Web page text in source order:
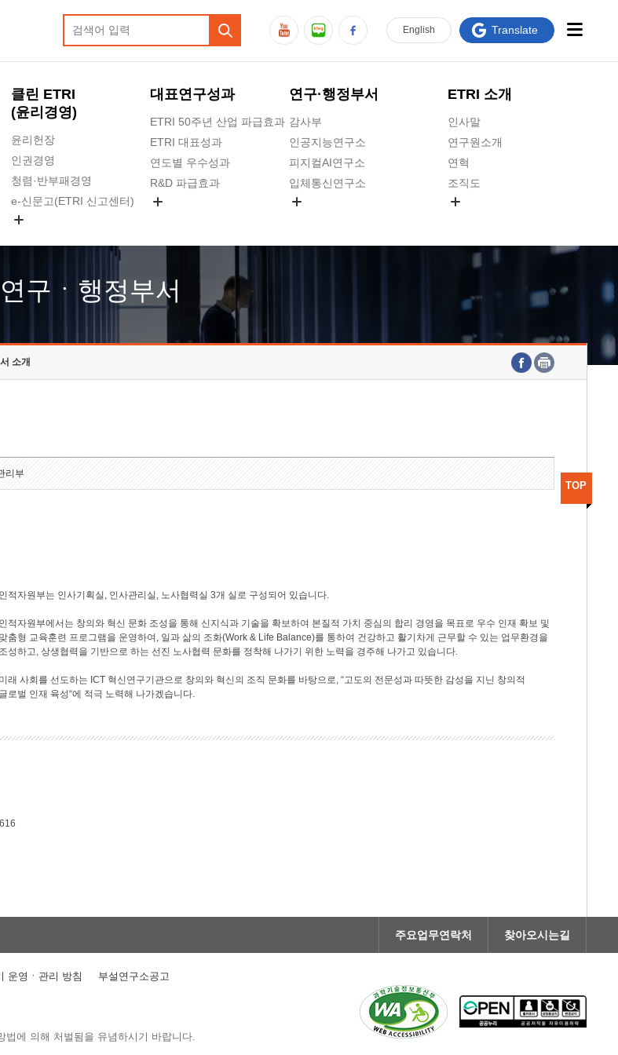
클린 ETRI
(윤리경영)
윤리헌장
인권경영
청렴·반부패경영
e-신문고(ETRI 신고센터)
고객의소리
수의계약 현황
대표연구성과
ETRI 50주년 산업 파급효과
ETRI 대표성과
연도별 우수성과
R&D 파급효과
연구·행정부서
감사부
인공지능연구소
피지컬AI연구소
입체통신연구소
호남권연구본부
기획본부
ETRI 소개
인사말
연구원소개
연혁
조직도
연구원 고객헌장
주요업무연락처
English Translate
연구ㆍ행정부서
소개
리부
인적자원부는 인사기획실, 인사관리실, 노사협력실 3개 실로 구성되어 있습니다.
인적자원부에서는 창의와 혁신 문화 조성을 통해 신지식과 기술을 확보하여 본질적 가치 중심의 합리 경영을 목표로 우수 인재 확보 및
맞춤형 교육훈련 프로그램을 운영하여, 일과 삶의 조화(Work & Life Balance)를 통하여 건강하고 활기차게 근무할 수 있는 업무환경을
조성하고, 상생협력을 기반으로 하는 선진 노사협력 문화를 정착해 나가기 위한 노력을 경주해 나가고 있습니다.
미래 사회를 선도하는 ICT 혁신연구기관으로 창의와 혁신의 조직 문화를 바탕으로, “고도의 전문성과 따뜻한 감성을 지닌 창의적
글로벌 인재 육성“에 적극 노력해 나가겠습니다.
TOP
주요업무연락처 찾아오시는길
운영ㆍ관리 방침 부설연구소공고
에 의해 처벌됨을 유념하시기 바랍니다.